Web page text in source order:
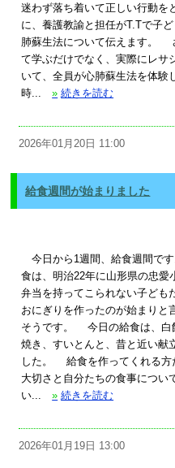
迷わず落ち着いて正しい行動を
に、養護教諭と担任がT.Tで子
肺蘇生法について伝えます。
て学ぶだけでなく、実際にレサ
いて、全員が心肺蘇生法を体
時...
» 続きを読む
2026年01月20日 11:00
給食週間が始まりました
今日から1週間、給食週間で
食は、明治22年に山形県の忠愛
弁当を持ってこられない子ども
おにぎりを作ったのが始まりと
そうです。 今日の給食は、白
焼き、すいとんと、昔と近い献
した。 給食を作ってくれる方
大切さと自分たちの食事につい
い...
» 続きを読む
2026年01月19日 13:00